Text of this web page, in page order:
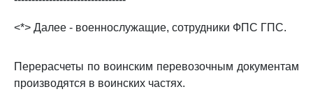
<*> Далее - военнослужащие, сотрудники ФПС ГПС.
Перерасчеты по воинским перевозочным документам
производятся в воинских частях.